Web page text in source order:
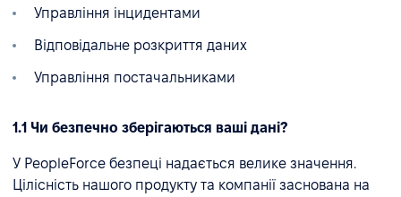
Управління інцидентами
Відповідальне розкриття даних
Управління постачальниками
1.1 Чи безпечно зберігаються ваші дані?
У PeopleForce безпеці надається велике значення.
Цілісність нашого продукту та компанії заснована на